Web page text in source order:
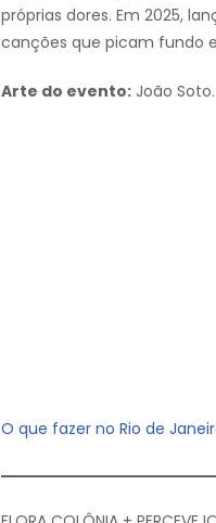
próprias dores. Em 2025,
canções que picam fundo
Arte do evento: João Soto.
O que fazer no Rio de